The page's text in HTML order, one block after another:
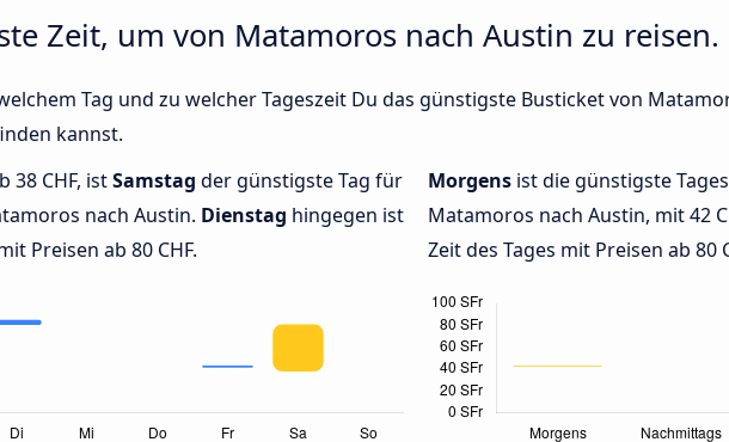
Zeit, um von Matamoros nach Austin zu reisen.
Tag und zu welcher Tageszeit Du das günstigste Busticket von
kannst.
38 CHF, istSamstag der günstigste Tag für
nach Austin. Dienstag hingegen ist
Preisen ab 80 CHF.
Morgens ist die günstigste
Matamoros nach Austin, mit 42
Zeit des Tages mit Preisen ab 80